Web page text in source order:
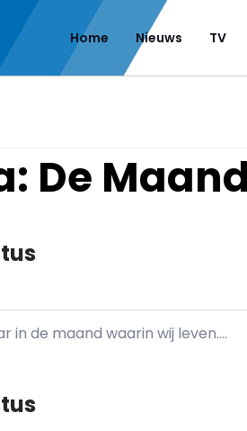
Home Nieuws TV
De
de maand waarin wij leven....